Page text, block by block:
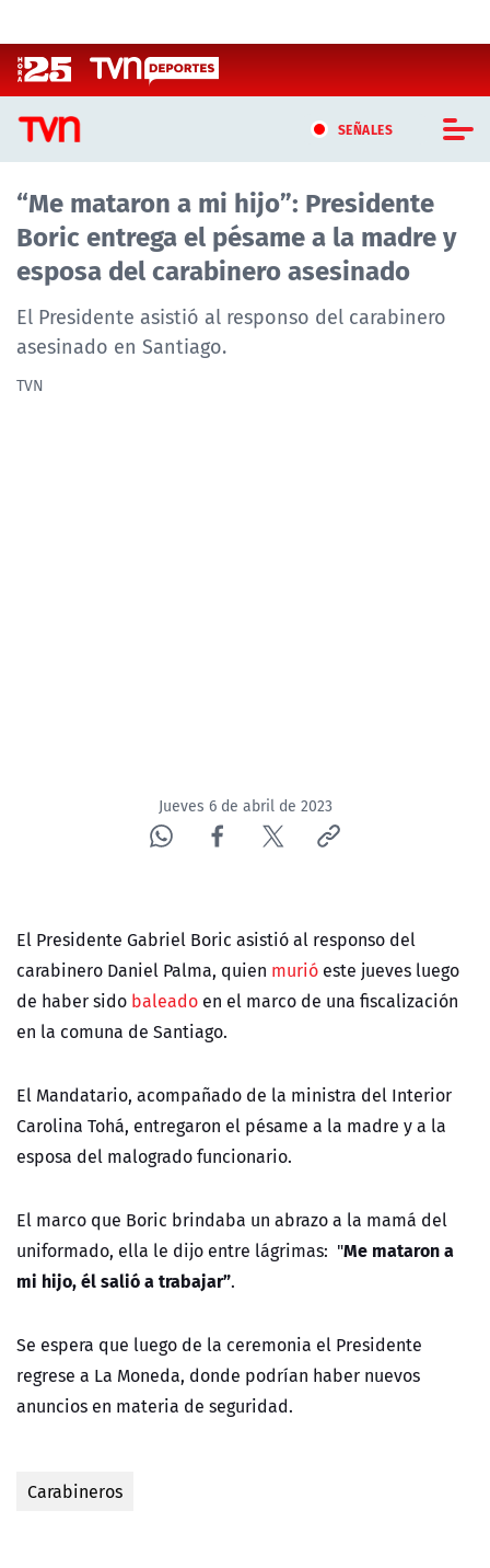
SEÑALES
CASTING MASTERCHEF CHILE
CASTING TVN VERTICAL
TVN VERTICAL
TVN PLAY
“Me mataron a mi hijo”: Presidente
Boric entrega el pésame a la madre y
esposa del carabinero asesinado
El Presidente asistió al responso del carabinero
asesinado en Santiago.
TVN
Jueves 6 de abril de 2023
El Presidente Gabriel Boric asistió al responso del
carabinero Daniel Palma, quien murió este jueves luego
de haber sido baleado en el marco de una fiscalización
en la comuna de Santiago.
El Mandatario, acompañado de la ministra del Interior
Carolina Tohá, entregaron el pésame a la madre y a la
esposa del malogrado funcionario.
El marco que Boric brindaba un abrazo a la mamá del
uniformado, ella le dijo entre lágrimas: "Me mataron a
mi hijo, él salió a trabajar”.
Se espera que luego de la ceremonia el Presidente
regrese a La Moneda, donde podrían haber nuevos
anuncios en materia de seguridad.
Carabineros